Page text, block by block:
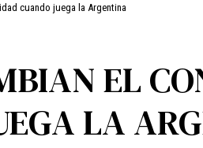
cuando juega la Argentina
EL
LA